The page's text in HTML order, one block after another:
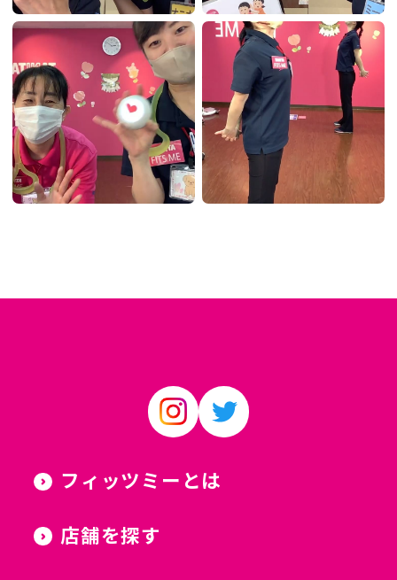
フィッツミーとは
店舗を探す